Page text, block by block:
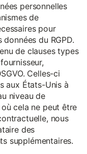
personnelles
de
pour
du RGPD.
de clauses types
Celles-ci
aux États-Unis à
niveau de
cela ne peut être
nous
des
supplémentaires.